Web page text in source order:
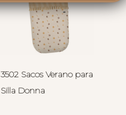
3502 Sacos Verano para
Silla Donna